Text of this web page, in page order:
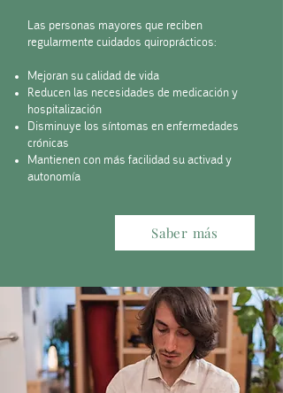
Las personas mayores que reciben
regularmente cuidados quiroprácticos:
Mejoran su calidad de vida
Reducen las necesidades de medicación y
hospitalización
Disminuye los síntomas en enfermedades
crónicas
Mantienen con más facilidad su activad y
autonomía
Saber más